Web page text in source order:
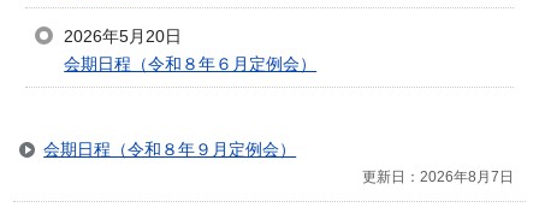
2026年5月20日
会期日程（令和８年６月定例会）
会期日程（令和８年９月定例会）
更新日：2026年8月7日